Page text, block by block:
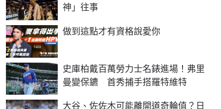
神」往事
做到這點才有資格說愛你
PR
史庫柏戴百萬勞力士名錶進場！弗里
曼變保鑣 首秀捕手搭羅特維特
大谷、佐佐木可能離開道奇輪值？日